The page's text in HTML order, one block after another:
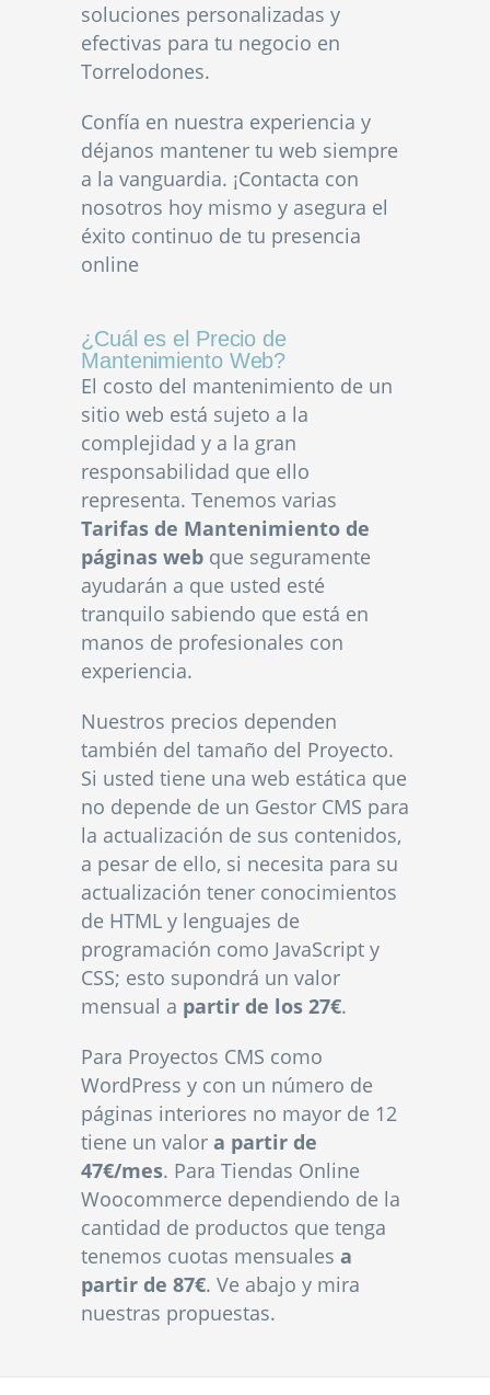
soluciones personalizadas y
efectivas para tu negocio en
Torrelodones.
Confía en nuestra experiencia y
déjanos mantener tu web siempre
a la vanguardia. ¡Contacta con
nosotros hoy mismo y asegura el
éxito continuo de tu presencia
online
¿Cuál es el Precio de
Mantenimiento Web?
El costo del mantenimiento de un
sitio web está sujeto a la
complejidad y a la gran
responsabilidad que ello
representa. Tenemos varias
Tarifas de Mantenimiento de
páginas web que seguramente
ayudarán a que usted esté
tranquilo sabiendo que está en
manos de profesionales con
experiencia.
Nuestros precios dependen
también del tamaño del Proyecto.
Si usted tiene una web estática que
no depende de un Gestor CMS para
la actualización de sus contenidos,
a pesar de ello, si necesita para su
actualización tener conocimientos
de HTML y lenguajes de
programación como JavaScript y
CSS; esto supondrá un valor
mensual a partir de los 27€.
Para Proyectos CMS como
WordPress y con un número de
páginas interiores no mayor de 12
tiene un valor a partir de
47€/mes. Para Tiendas Online
Woocommerce dependiendo de la
cantidad de productos que tenga
tenemos cuotas mensuales a
partir de 87€. Ve abajo y mira
nuestras propuestas.